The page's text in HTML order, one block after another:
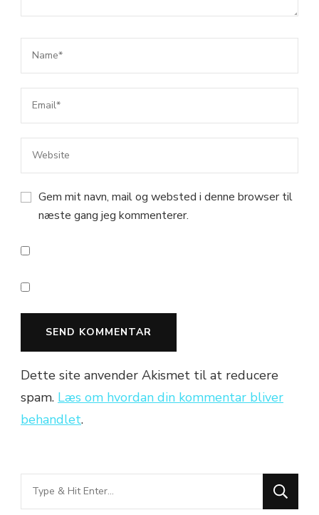
Gem mit navn, mail og websted i denne browser til
næste gang jeg kommenterer.
Dette site anvender Akismet til at reducere
spam. Læs om hvordan din kommentar bliver
behandlet.
Looking
for